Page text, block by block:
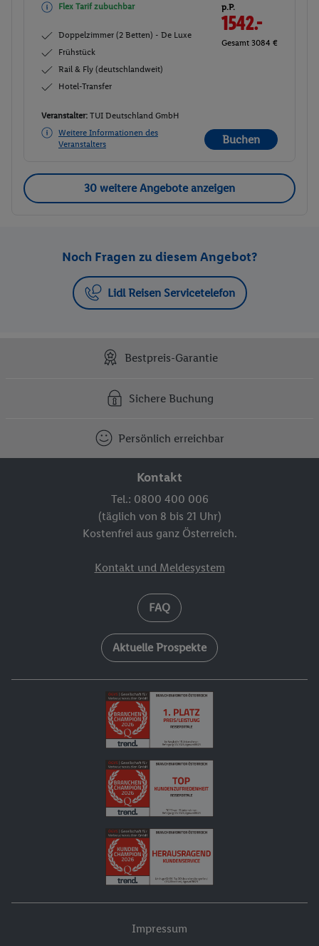
Flex Tarif zubuchbar
Doppelzimmer (2 Betten) - De Luxe
Frühstück
Rail & Fly (deutschlandweit)
Hotel-Transfer
p.P.
1542.-
Gesamt 3084 €
Veranstalter: TUI Deutschland GmbH
Weitere Informationen des
Veranstalters
Buchen
30 weitere Angebote anzeigen
Noch Fragen zu diesem Angebot?
Lidl Reisen Servicetelefon
Bestpreis-Garantie
Sichere Buchung
Persönlich erreichbar
Kontakt
Tel.: 0800 400 006
(täglich von 8 bis 21 Uhr)
Kostenfrei aus ganz Österreich.
Kontakt und Meldesystem
FAQ
Aktuelle Prospekte
Impressum